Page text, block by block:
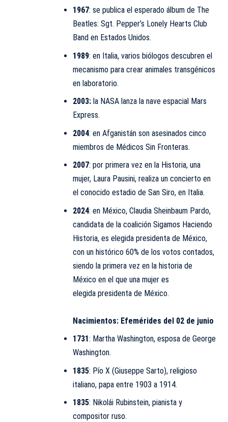
1967: se publica el esperado álbum de The
Beatles: Sgt. Pepper’s Lonely Hearts Club
Band en Estados Unidos.
1989: en Italia, varios biólogos descubren el
mecanismo para crear animales transgénicos
en laboratorio.
2003: la NASA lanza la nave espacial Mars
Express.
2004: en Afganistán son asesinados cinco
miembros de Médicos Sin Fronteras.
2007: por primera vez en la Historia, una
mujer, Laura Pausini, realiza un concierto en
el conocido estadio de San Siro, en Italia.
2024: en México, Claudia Sheinbaum Pardo,
candidata de la coalición Sigamos Haciendo
Historia, es elegida presidenta de México,
con un histórico 60% de los votos contados,
siendo la primera vez en la historia de
México en el que una mujer es
elegida presidenta de México.
Nacimientos: Efemérides del 02 de junio
1731: Martha Washington, esposa de George
Washington.
1835: Pío X(Giuseppe Sarto), religioso
italiano, papa entre 1903 a 1914.
1835: Nikolái Rubinstein, pianista y
compositor ruso.